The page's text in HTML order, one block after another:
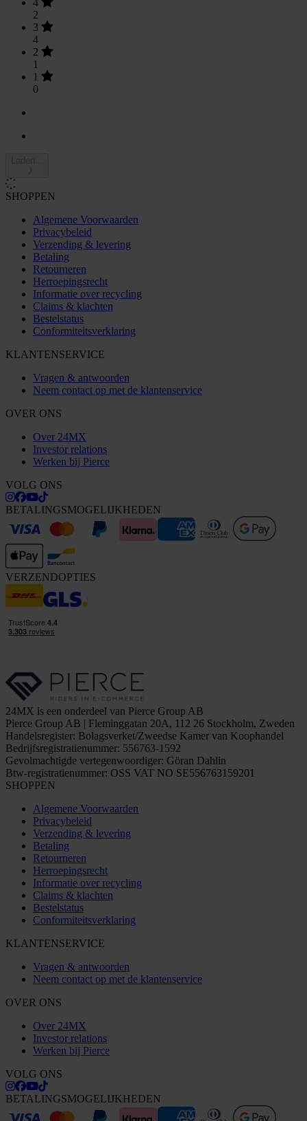
2
3
4
2
1
1
0
SHOPPEN
Algemene Voorwaarden
Privacybeleid
Verzending & levering
Betaling
Retourneren
Herroepingsrecht
Informatie over recycling
Claims & klachten
Bestelstatus
Conformiteitsverklaring
KLANTENSERVICE
Vragen & antwoorden
Neem contact op met de klantenservice
OVER ONS
Over 24MX
Investor relations
Werken bij Pierce
VOLG ONS
BETALINGSMOGELIJKHEDEN
VERZENDOPTIES
24MX is een onderdeel van Pierce Group AB
Pierce Group AB | Fleminggatan 20A, 112 26 Stockholm, Zweden
Handelsregister: Bolagsverket/Zweedse Kamer van Koophandel
Bedrijfsregistratienummer: 556763-1592
Gevolmachtigde vertegenwoordiger: Göran Dahlin
Btw-registratienummer: OSS VAT NO SE556763159201
SHOPPEN
Algemene Voorwaarden
Privacybeleid
Verzending & levering
Betaling
Retourneren
Herroepingsrecht
Informatie over recycling
Claims & klachten
Bestelstatus
Conformiteitsverklaring
KLANTENSERVICE
Vragen & antwoorden
Neem contact op met de klantenservice
OVER ONS
Over 24MX
Investor relations
Werken bij Pierce
VOLG ONS
BETALINGSMOGELIJKHEDEN